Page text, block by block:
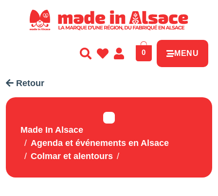
0 MENU
Retour
Made In Alsace
Agenda et événements en Alsace
Colmar et alentours